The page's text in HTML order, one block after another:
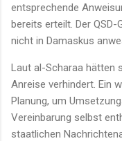
entsprechende
bereits erteilt. Der
nicht in Damaskus
Laut al-Scharaa hätten
Anreise verhindert. Ein
Planung, um
Vereinbarung selbst
staatlichen